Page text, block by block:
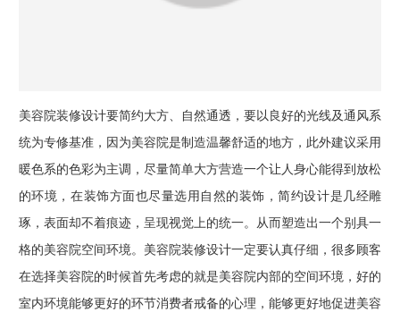
美容院装修设计要简约大方、自然通透，要以良好的光线及通风系
统为专修基准，因为美容院是制造温馨舒适的地方，此外建议采用
暖色系的色彩为主调，尽量简单大方营造一个让人身心能得到放松
的环境，在装饰方面也尽量选用自然的装饰，简约设计是几经雕
琢，表面却不着痕迹，呈现视觉上的统一。从而塑造出一个别具一
格的美容院空间环境。美容院装修设计一定要认真仔细，很多顾客
在选择美容院的时候首先考虑的就是美容院内部的空间环境，好的
室内环境能够更好的环节消费者戒备的心理，能够更好地促进美容